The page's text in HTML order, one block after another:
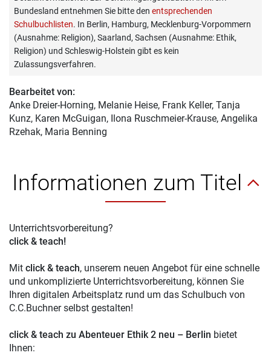
Bundesland entnehmen Sie bitte den entsprechenden
Schulbuchlisten. In Berlin, Hamburg, Mecklenburg-Vorpommern
(Ausnahme: Religion), Saarland, Sachsen (Ausnahme: Ethik,
Religion) und Schleswig-Holstein gibt es kein
Zulassungsverfahren.
Bearbeitet von:
Anke Dreier-Horning, Melanie Heise, Frank Keller, Tanja
Kunz, Karen McGuigan, Ilona Ruschmeier-Krause, Angelika
Rzehak, Maria Benning
Informationen zum Titel
Unterrichtsvorbereitung?
click & teach!
Mit click & teach, unserem neuen Angebot für eine schnelle
und unkomplizierte Unterrichtsvorbereitung, können Sie
Ihren digitalen Arbeitsplatz rund um das Schulbuch von
C.C.Buchner selbst gestalten!
click & teach zu Abenteuer Ethik 2 neu – Berlin bietet
Ihnen: